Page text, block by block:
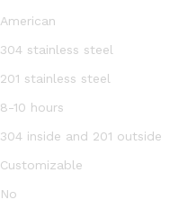
American
304 stainless steel
201 stainless steel
8-10 hours
304 inside and 201 outside
Customizable
No